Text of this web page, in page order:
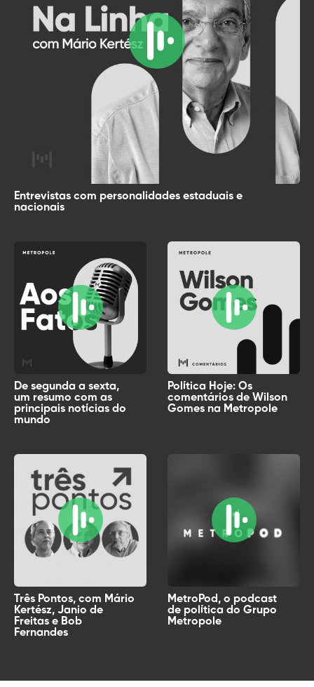
Entrevistas com personalidades estaduais e
nacionais
De segunda a sexta,
um resumo com as
principais notícias do
mundo
Política Hoje: Os
comentários de Wilson
Gomes na Metropole
Três Pontos, com Mário
Kertész, Janio de
Freitas e Bob
Fernandes
MetroPod, o podcast
de política do Grupo
Metropole